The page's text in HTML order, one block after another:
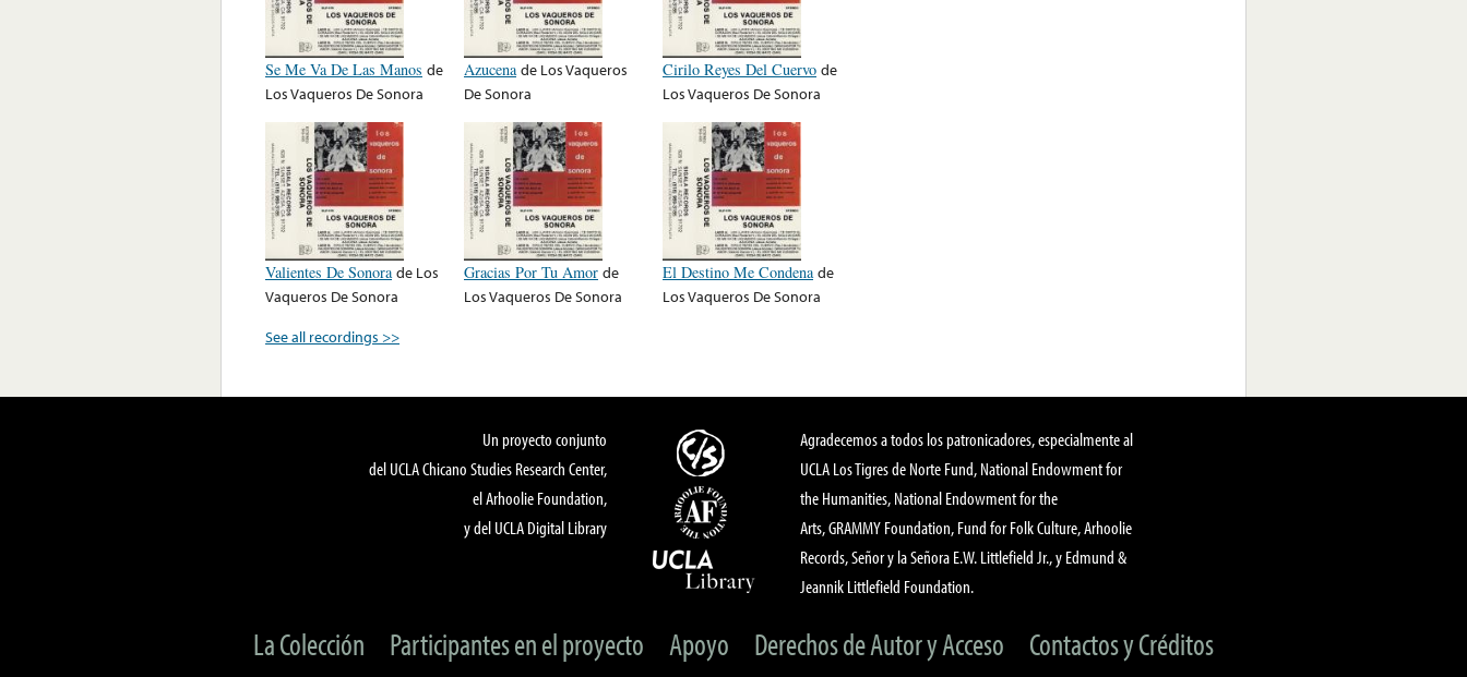
Se Me Va De Las Manos de
Los Vaqueros De Sonora
Azucena de Los Vaqueros
De Sonora
Cirilo Reyes Del Cuervo de
Los Vaqueros De Sonora
Valientes De Sonora de Los
Vaqueros De Sonora
Gracias Por Tu Amor de
Los Vaqueros De Sonora
El Destino Me Condena de
Los Vaqueros De Sonora
See all recordings >>
Un proyecto conjunto
del UCLA Chicano Studies Research Center,
el Arhoolie Foundation,
y del UCLA Digital Library
Agradecemos a todos los patronicadores, especialmente al
UCLA Los Tigres de Norte Fund, National Endowment for
the Humanities, National Endowment for the
Arts, GRAMMY Foundation, Fund for Folk Culture, Arhoolie
Records, Señor y la Señora E.W. Littlefield Jr., y Edmund &
Jeannik Littlefield Foundation.
La Colección Participantes en el proyecto Apoyo Derechos de Autor y Acceso Contactos y Créditos